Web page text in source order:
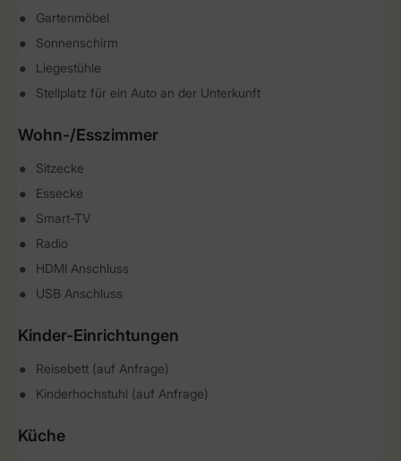
Gartenmöbel
Sonnenschirm
Liegestühle
Stellplatz für ein Auto an der Unterkunft
Wohn-/Esszimmer
Sitzecke
Essecke
Smart-TV
Radio
HDMI Anschluss
USB Anschluss
Kinder-Einrichtungen
Reisebett (auf Anfrage)
Kinderhochstuhl (auf Anfrage)
Küche